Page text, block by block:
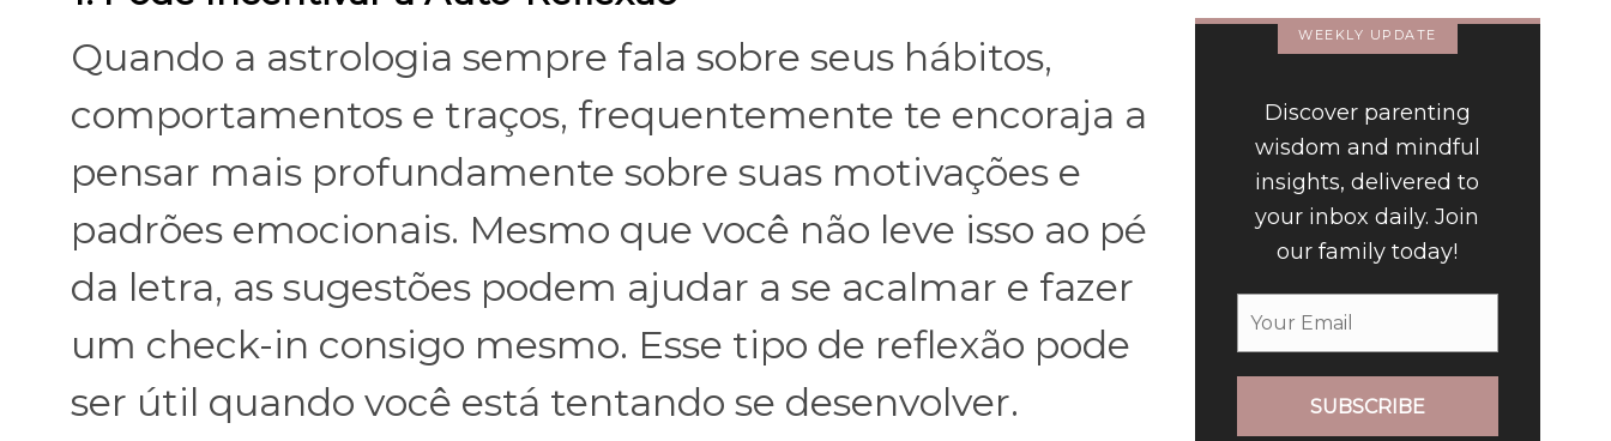
Quando a astrologia sempre fala sobre seus hábitos,
comportamentos e traços, frequentemente te encoraja a
pensar mais profundamente sobre suas motivações e
padrões emocionais. Mesmo que você não leve isso ao pé
da letra, as sugestões podem ajudar a se acalmar e fazer
um check-in consigo mesmo. Esse tipo de reflexão pode
ser útil quando você está tentando se desenvolver.
WEEKLY UPDATE
Discover parenting
wisdom and mindful
insights, delivered to
your inbox daily. Join
our family today!
SUBSCRIBE